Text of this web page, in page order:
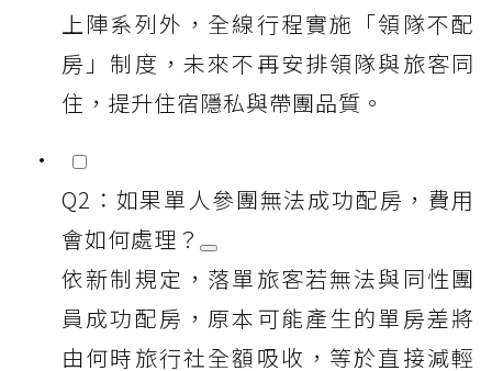
上陣系列外，全線行程實施「領隊不配
房」制度，未來不再安排領隊與旅客同
住，提升住宿隱私與帶團品質。
Q2：如果單人參團無法成功配房，費用
會如何處理？
依新制規定，落單旅客若無法與同性團
員成功配房，原本可能產生的單房差將
由何時旅行社全額吸收，等於直接減輕